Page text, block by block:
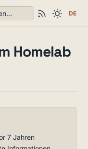
DE
Homelab
7 Jahren